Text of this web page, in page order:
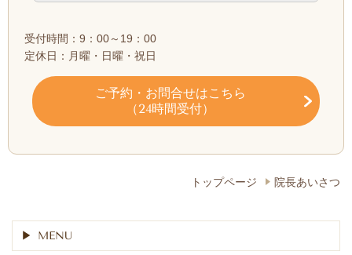
受付時間：9：00～19：00
定休日：月曜・日曜・祝日
ご予約・お問合せはこちら
（24時間受付）
トップページ 院長あいさつ
MENU